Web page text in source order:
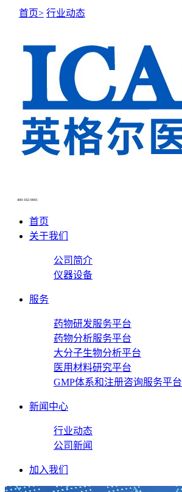
400-182-9001
首页
关于我们
公司简介
仪器设备
服务
药物研发服务平台
药物分析服务平台
大分子生物分析平台
医用材料研究平台
GMP体系和注册咨询服务平台
新闻中心
行业动态
公司新闻
加入我们
NEWS CENTER
首页> 行业动态